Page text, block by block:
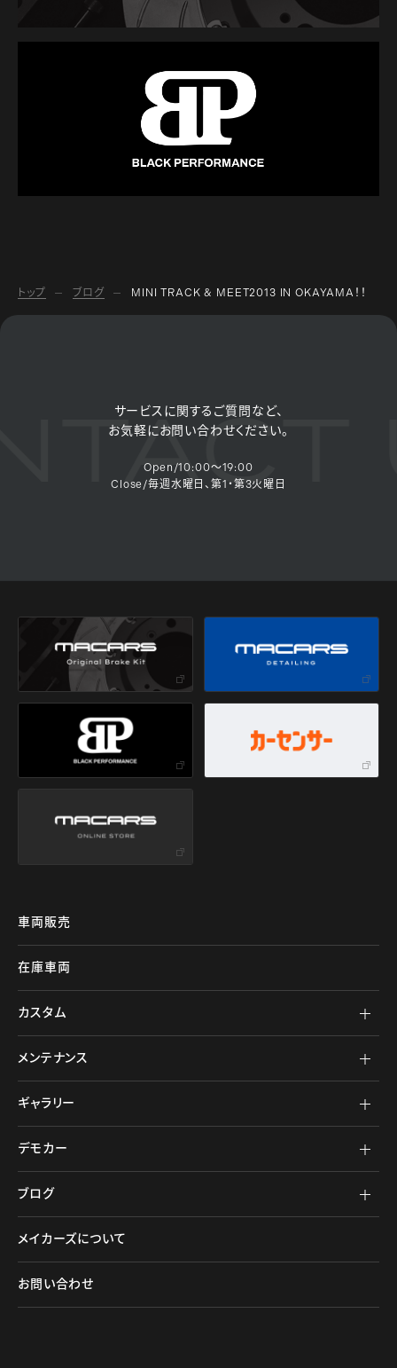
トップ ブログ MINI TRACK & MEET2013 IN OKAYAMA！！
サービスに関するご質問など、
お気軽にお問い合わせください。
Open/10:00～19:00
Close/毎週水曜日、第1・第3火曜日
車両販売
在庫車両
カスタム
メンテナンス
ギャラリー
デモカー
ブログ
メイカーズについて
お問い合わせ